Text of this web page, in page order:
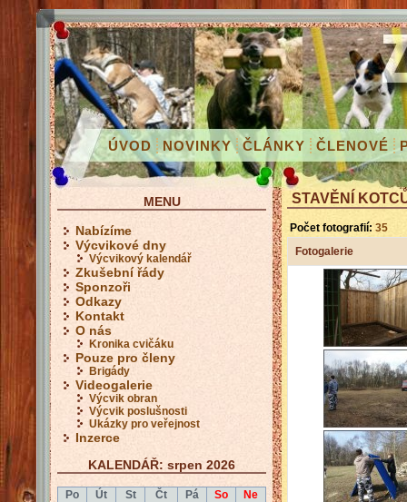
ÚVOD NOVINKY ČLÁNKY ČLENOVÉ
STAVĚNÍ
Počet fotografií: 35
Fotogalerie
MENU
Nabízíme
Výcvikové dny
Výcvikový kalendář
Zkušební řády
Sponzoři
Odkazy
Kontakt
O nás
Kronika cvičáku
Pouze pro členy
Brigády
Videogalerie
Výcvik obran
Výcvik poslušnosti
Ukázky pro veřejnost
Inzerce
KALENDÁŘ: srpen 2026
Po Út St Čt Pá So
Ne